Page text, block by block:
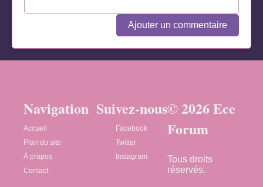
Ajouter un commentaire
Navigation
Accueil
Plan du site
À propos
Contact
Suivez-nous
Facebook
Twitter
Instagram
© 2026 Ece
Forum
Tous droits
réservés.